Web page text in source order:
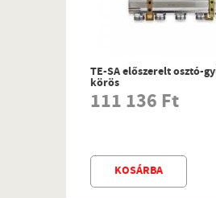
TE-SA előszerelt osztó-
körös
111 136 Ft
KOSÁRBA